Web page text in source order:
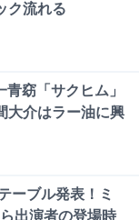
ク流れる
窈「サクヒム」
大介はラー油に興
ーブル発表！ミ
出演者の登場時